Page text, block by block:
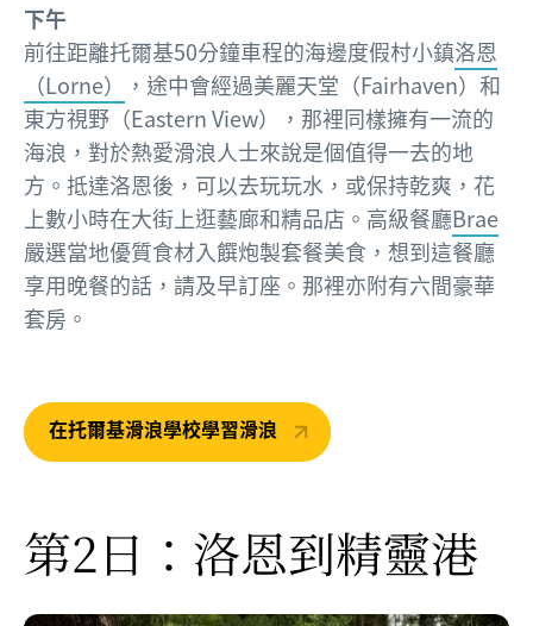
下午
前往距離托爾基50分鐘車程的海邊度假村小鎮洛恩
（Lorne）
，途中會經過美麗天堂（Fairhaven）和
東方視野（Eastern View），那裡同樣擁有一流的
海浪，對於熱愛滑浪人士來說是個值得一去的地
方。抵達洛恩後，可以去玩玩水，或保持乾爽，花
上數小時在大街上逛藝廊和精品店。高級餐廳Brae
嚴選當地優質食材入饌炮製套餐美食，想到這餐廳
享用晚餐的話，請及早訂座。那裡亦附有六間豪華
套房。
在托爾基滑浪學校學習滑浪
第2日：洛恩到精靈港